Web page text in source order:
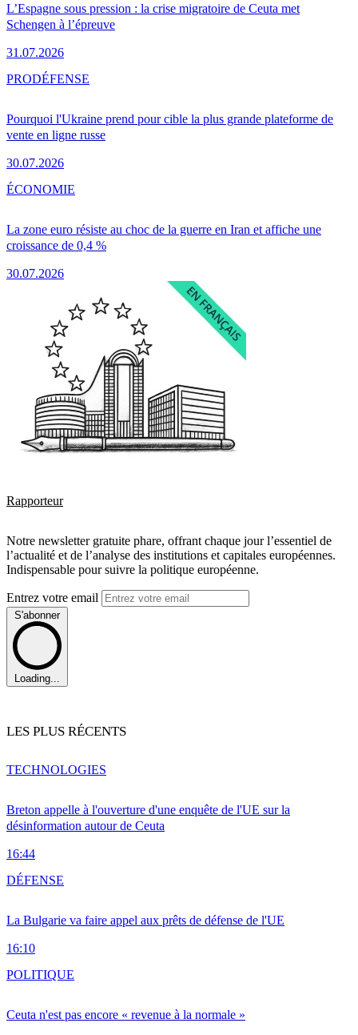
L’Espagne sous pression : la crise migratoire de Ceuta met
Schengen à l’épreuve
31.07.2026
Pourquoi l'Ukraine prend pour cible la plus grande plateforme de
vente en ligne russe
30.07.2026
PRODÉFENSE
La zone euro résiste au choc de la guerre en Iran et affiche une
croissance de 0,4 %
30.07.2026
ÉCONOMIE
Rapporteur
Notre newsletter gratuite phare, offrant chaque jour l’essentiel de
l’actualité et de l’analyse des institutions et capitales européennes.
Indispensable pour suivre la politique européenne.
Entrez votre email
S'abonner
Loading...
LES PLUS RÉCENTS
Breton appelle à l'ouverture d'une enquête de l'UE sur la
désinformation autour de Ceuta
16:44
TECHNOLOGIES
La Bulgarie va faire appel aux prêts de défense de l'UE
16:10
DÉFENSE
Ceuta n'est pas encore « revenue à la normale »
POLITIQUE